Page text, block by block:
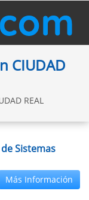
CIUDAD
REAL
Sistemas
Más Información